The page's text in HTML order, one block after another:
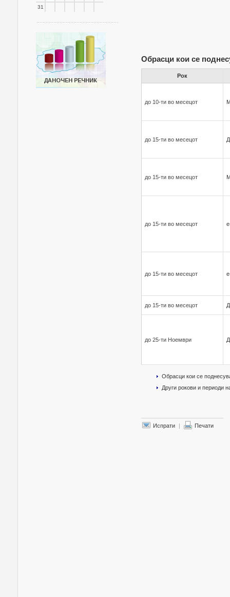
31
Обрасци кои се
Рок
до 10-ти во месецот
до 15-ти во месецот
до 15-ти во месецот
до 15-ти во месецот
до 15-ти во месецот
до 15-ти во месецот
до 25-ти Ноември
Обрасци кои се
Други рокови и периоди
Испрати | Печати